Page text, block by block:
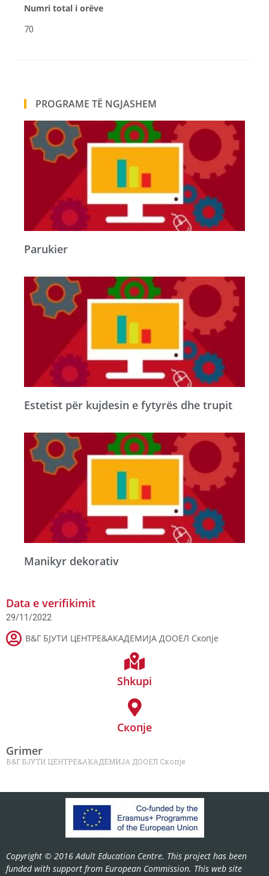
Numri total i orëve
70
PROGRAME TË NGJASHEM
Parukier
Estetist për kujdesin e fytyrës dhe trupit
Manikyr dekorativ
Data e verifikimit
29/11/2022
В&Г БЈУТИ ЦЕНТРЕ&АКАДЕМИЈА ДООЕЛ Скопје
Shkupi
Скопје
Grimer
В&Г БЈУТИ ЦЕНТРЕ&АКАДЕМИЈА ДООЕЛ Скопје
Copyright © 2016 Adult Education Centre. This project has been
funded with support from European Commission. This web site